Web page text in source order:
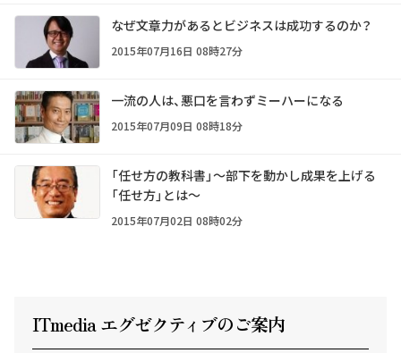
なぜ文章力があるとビジネスは成功するのか？
2015年07月16日 08時27分
一流の人は、悪口を言わずミーハーになる
2015年07月09日 08時18分
「任せ方の教科書」～部下を動かし成果を上げる
「任せ方」とは～
2015年07月02日 08時02分
ITmedia エグゼクティ ブのご案内